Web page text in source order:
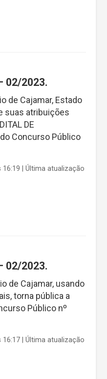
02/2023.
de Cajamar, Estado
suas atribuições
DE
do Concurso Público
| Última atualização
02/2023.
de Cajamar, usando
torna pública a
Público nº
| Última atualização